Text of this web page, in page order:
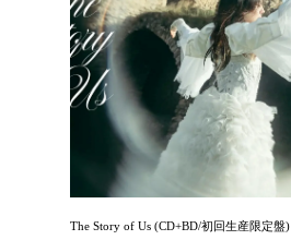
The Story of Us (CD+BD/初回生産限定盤)